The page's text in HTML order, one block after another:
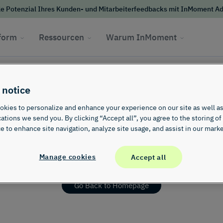
Potenzial Ihres Kunden- und Mitarbeiterfeedbacks mit InMoment
& Skalierbarkeit Partner
Ressourcen Warum InMoment
page
Go Back to Homepage
notice
to personalize and enhance your experience on our site as well
we send you. By clicking “Accept all”, you agree to the storing
to enhance site navigation, analyze site usage, and assist in our
Manage cookies Accept all